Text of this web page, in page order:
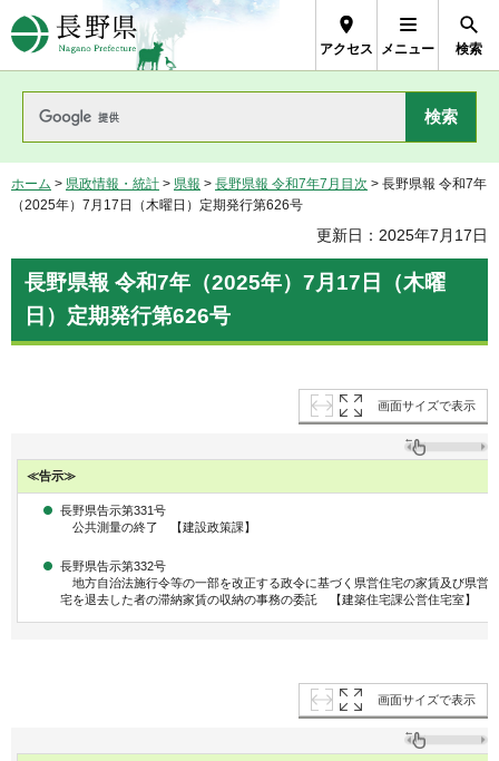
長野県Nagano Prefecture
アクセス メニュー 検索
ホーム > 県政情報・統計 > 県報 > 長野県報 令和7年7月目次 > 長野県報 令和7年
（2025年）7月17日（木曜日）定期発行第626号
更新日：2025年7月17日
長野県報 令和7年（2025年）7月17日（木曜
日）定期発行第626号
画面サイズで表示
≪告示≫
長野県告示第331号
公共測量の終了 【建設政策課】
長野県告示第332号
地方自治法施行令等の一部を改正する政令に基づく県営住宅の家賃及び県営
宅を退去した者の滞納家賃の収納の事務の委託 【建築住宅課公営住宅室】
画面サイズで表示